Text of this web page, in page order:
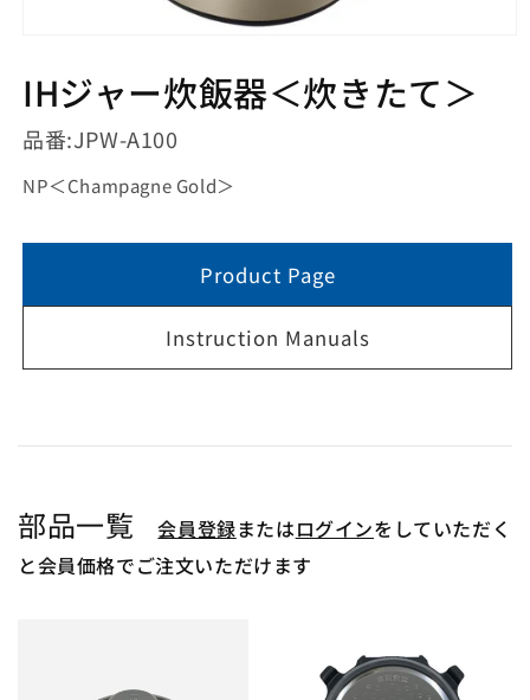
ダ
ル
で
メ
ィ
IHジャー炊飯器＜炊きたて＞
品番:JPW-A100
NP＜Champagne Gold＞
Product Page
Instruction Manuals
部品一覧 会員登録またはログインをしていただく
と会員価格でご注文いただけます